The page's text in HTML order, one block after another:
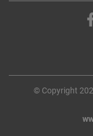
© Copyright